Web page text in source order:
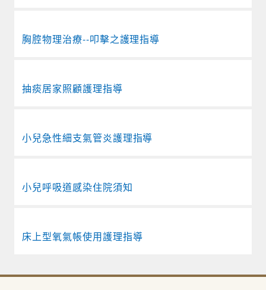
胸腔物理治療--叩擊之護理指導
抽痰居家照顧護理指導
小兒急性細支氣管炎護理指導
小兒呼吸道感染住院須知
床上型氧氣帳使用護理指導